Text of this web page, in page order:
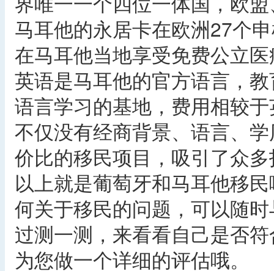
马耳他的永居卡在欧洲27个
在马耳他当地享受免费公立
英语是马耳他的官方语言，
语言学习的基地，费用相较
不仅没有经商背景、语言、
价比的移民项目，吸引了众
以上就是葡萄牙和马耳他移
何关于移民的问题，可以随
过测一测，来看看自己是否
为您做一个详细的评估哦。